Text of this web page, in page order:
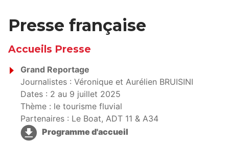
Presse française
Accueils Presse
Grand Reportage
Journalistes : Véronique et Aurélien BRUISINI
Dates : 2 au 9 juillet 2025
Thème : le tourisme fluvial
Partenaires : Le Boat, ADT 11 & A34
Programme d'accueil